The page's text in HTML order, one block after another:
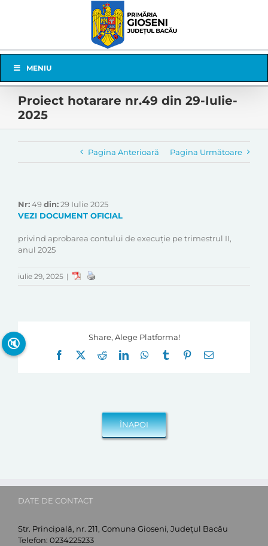
Navigation
MENIU
Proiect hotarare nr.49 din 29-Iulie-
2025
Pagina Anterioară Pagina Următoare
Nr:49din:29 Iulie 2025
VEZI DOCUMENT OFICIAL
privind aprobarea contului de execuție pe trimestrul II,
anul 2025
iulie 29, 2025 |
Share, Alege Platforma!
Facebook
RedditLinkedInWhatsApp
Tumblr Pinterest
E-
DATE DE CONTACT
Str. Principală, nr. 211, Comuna Gioseni, Județul Bacău
Telefon: 0234225233
🔇